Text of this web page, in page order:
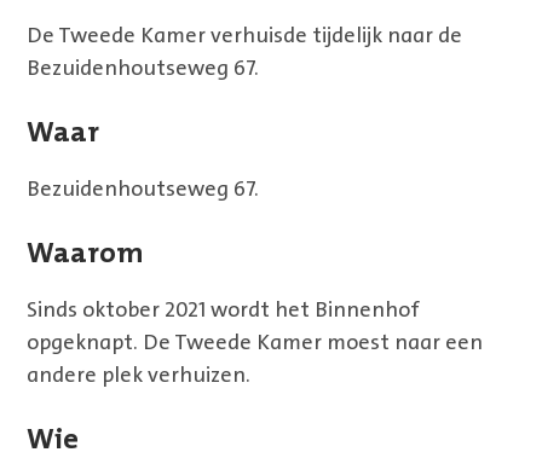
De Tweede Kamer verhuisde tijdelijk naar de
Bezuidenhoutseweg 67.
Waar
Bezuidenhoutseweg 67.
Waarom
Sinds oktober 2021 wordt het Binnenhof
opgeknapt. De Tweede Kamer moest naar een
andere plek verhuizen.
Wie